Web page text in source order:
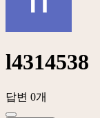
l4314538
답변 0개